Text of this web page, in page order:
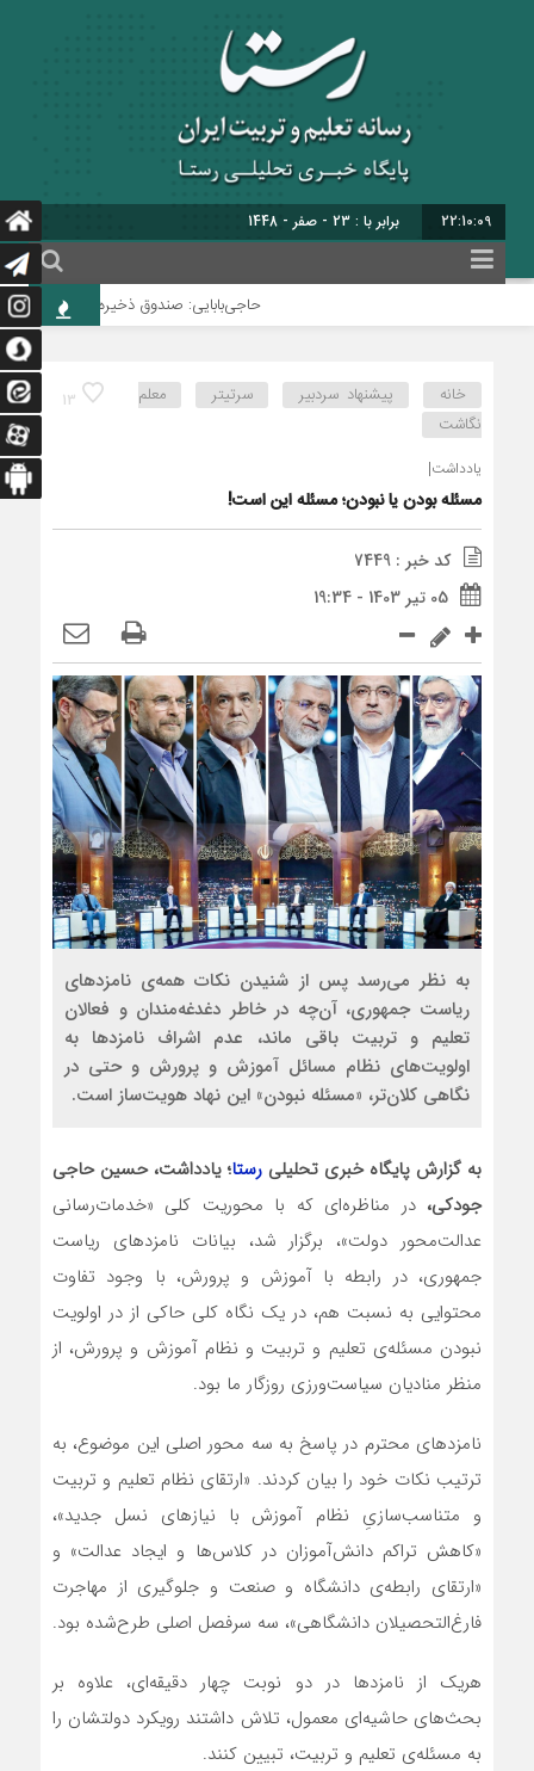
22:10:09 برابر با : 23 - صفر - 1448
حاجی‌بابایی: صندوق ذخیره فرهنگیان
13 خانه پیشنهاد سردبیر سرتیتر
معلم
نگاشت
یادداشت|
مسئله بودن یا نبودن؛ مسئله این است!
کد خبر : 7449
05 تیر 1403 - 19:34
به نظر می‌رسد پس از شنیدن نکات همه‌ی نامزدهای
ریاست جمهوری، آن‌چه در خاطر دغدغه‌مندان و فعالان
تعلیم و تربیت باقی ماند، عدم اشراف نامزدها به
اولویت‌های نظام مسائل آموزش و پرورش و حتی در
نگاهی کلان‌تر، «مسئله نبودن» این نهاد هویت‌ساز است.
به گزارش پایگاه خبری تحلیلی رستا؛ یادداشت، حسین حاجی
جودکی، در مناظره‌ای که با محوریت کلی «خدمات‌رسانی
عدالت‌محور دولت»، برگزار شد، بیانات نامزدهای ریاست
جمهوری، در رابطه با آموزش و پرورش، با وجود تفاوت
محتوایی به نسبت هم، در یک نگاه کلی حاکی از در اولویت
نبودن مسئله‌ی تعلیم و تربیت و نظام آموزش و پرورش، از
منظر منادیان سیاست‌ورزی روزگار ما بود.
نامزدهای محترم در پاسخ به سه محور اصلی این موضوع، به
ترتیب نکات خود را بیان کردند. «ارتقای نظام تعلیم و تربیت
و متناسب‌سازیِ نظام آموزش با نیازهای نسل جدید»،
«کاهش تراکم دانش‌آموزان در کلاس‌ها و ایجاد عدالت» و
«ارتقای رابطه‌ی دانشگاه و صنعت و جلوگیری از مهاجرت
فارغ‌التحصیلان دانشگاهی»، سه سرفصل اصلی طرح‌شده بود.
هریک از نامزدها در دو نوبت چهار دقیقه‌ای، علاوه بر
بحث‌های حاشیه‌ای معمول، تلاش داشتند رویکرد دولتشان را
به مسئله‌ی تعلیم و تربیت، تبیین کنند.